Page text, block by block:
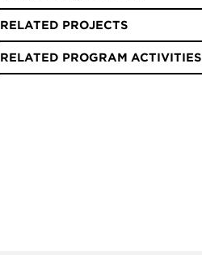
RELATED PROJECTS
RELATED PROGRAM ACTIVITIES